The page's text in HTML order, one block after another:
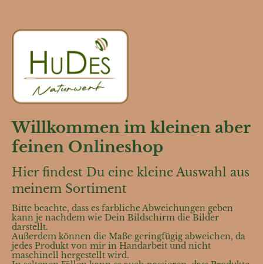
Willkommen im kleinen aber
feinen Onlineshop
Hier findest Du eine kleine Auswahl aus
meinem Sortiment
Bitte beachte, dass es farbliche Abweichungen geben
kann je nachdem wie Dein Bildschirm die Bilder
darstellt.
Außerdem können die Maße geringfügig abweichen, da
jedes Produkt von mir in Handarbeit und nicht
maschinell hergestellt wird.